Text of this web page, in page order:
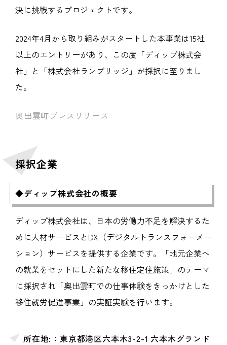
決に挑戦するプロジェクトです。
2024年4月から取り組みがスタートした本事業は15社
以上のエントリーがあり、この度「ディップ株式会
社」と「株式会社ランブリッジ」が採択に至りまし
た。
奥出雲町プレスリリース
採択企業
◆ディップ株式会社の概要
ディップ株式会社は、日本の労働力不足を解決するた
めに人材サービスとDX（デジタルトランスフォーメー
ション）サービスを提供する企業です。「地元企業へ
の就業をセットにした新たな移住定住施策」のテーマ
に採択され「奥出雲町での仕事体験をきっかけとした
移住就労促進事業」の実証実験を行います。
所在地:：東京都港区六本木3-2-1 六本木グランド